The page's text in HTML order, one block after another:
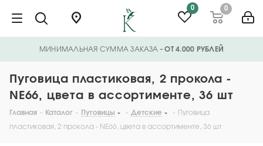
0 0
МИНИМАЛЬНАЯ СУММА ЗАКАЗА - ОТ 4.000 РУБЛЕЙ
Пуговица пластиковая, 2 прокола -
NE66, цвета в ассортименте, 36 шт
Главная - Каталог - Пуговицы - Детские - Пуговица
пластиковая, 2 прокола - NE66, цвета в ассортименте, 36 шт